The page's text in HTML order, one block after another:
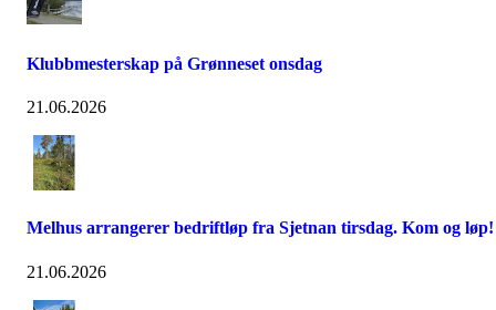
Klubbmesterskap på Grønneset onsdag
21.06.2026
Melhus arrangerer bedriftløp fra Sjetnan tirsdag. Kom og løp!
21.06.2026